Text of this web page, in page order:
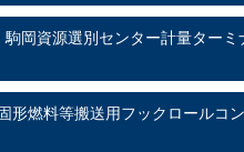
岡資源選別センター計量ターミ
燃料等搬送用フックロールコ